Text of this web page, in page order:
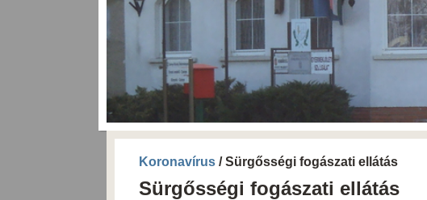
Koronavírus / Sürgősségi fogászati ellátás
Sürgősségi fogászati ellátás